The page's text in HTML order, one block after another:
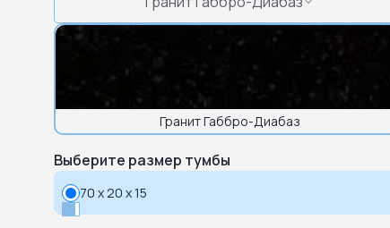
Гранит Габбро-Диабаз
Выберите размер тумбы
70 x 20 x 15